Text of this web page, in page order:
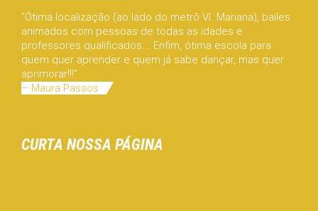
“Ótima localização (ao lado do metrô Vl. Mariana), bailes
animados com pessoas de todas as idades e
professores qualificados... Enfim, ótima escola para
quem quer aprender e quem já sabe dançar, mas quer
aprimorar!!!”
– Maura Passos
CURTA NOSSA PÁGINA